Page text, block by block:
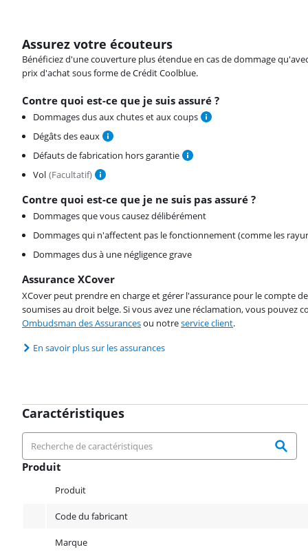
Assurez votre écouteurs
Bénéficiez d'une couverture plus étendue en cas de dommage
prix d'achat sous forme de Crédit Coolblue.
Contre quoi est-ce que je suis assuré ?
Dommages dus aux chutes et aux coups
Dégâts des eaux
Défauts de fabrication hors garantie
Vol (Facultatif)
Contre quoi est-ce que je ne suis pas assuré ?
Dommages que vous causez délibérément
Dommages qui n'affectent pas le fonctionnement (comme les
Dommages dus à une négligence grave
Assurance XCover
XCover peut prendre en charge et gérer l'assurance pour le compte
soumises au droit belge. Si vous avez une réclamation, vous pouvez
Ombudsman des Assurancesou notreservice client.
En savoir plus sur les assurances
Caractéristiques
Produit
Produit
Code du fabricant
Marque